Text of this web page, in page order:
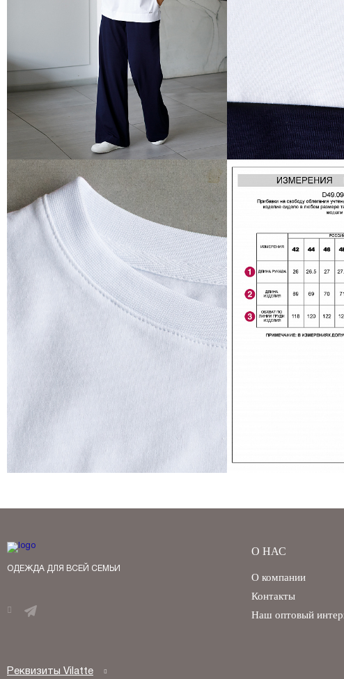
ОДЕЖДА ДЛЯ ВСЕЙ СЕМЬИ
Реквизиты Vilatte
О НАС
О компании
Контакты
Наш оптовый